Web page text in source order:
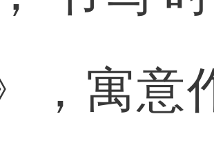
，寓意